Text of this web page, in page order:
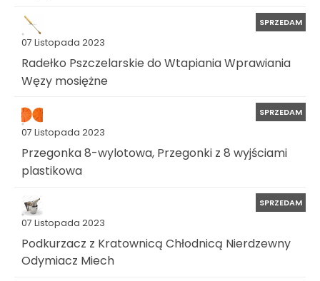
07 Listopada 2023
SPRZEDAM
Radełko Pszczelarskie do Wtapiania Wprawiania
Węzy mosiężne
07 Listopada 2023
SPRZEDAM
Przegonka 8-wylotowa, Przegonki z 8 wyjściami
plastikowa
07 Listopada 2023
SPRZEDAM
Podkurzacz z Kratownicą Chłodnicą Nierdzewny
Odymiacz Miech